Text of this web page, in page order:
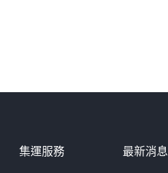
集運服務 最新消息